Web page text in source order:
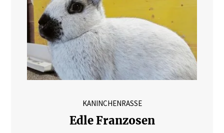
KANINCHENRASSE
Edle Franzosen